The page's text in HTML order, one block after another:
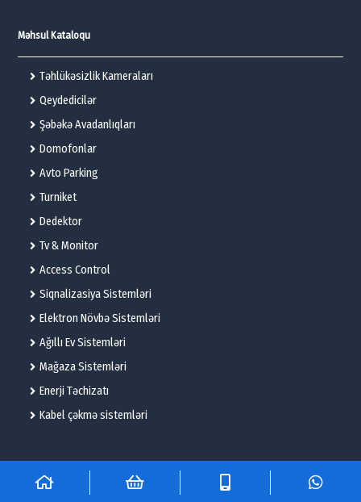
Məhsul Kataloqu
Təhlükəsizlik Kameraları
Qeydedicilər
Şəbəkə Avadanlıqları
Domofonlar
Avto Parking
Turniket
Dedektor
Tv & Monitor
Access Control
Siqnalizasiya Sistemləri
Elektron Növbə Sistemləri
Ağıllı Ev Sistemləri
Mağaza Sistemləri
Enerji Təchizatı
Kabel çəkmə sistemləri
© 2025 – Flame Technologies